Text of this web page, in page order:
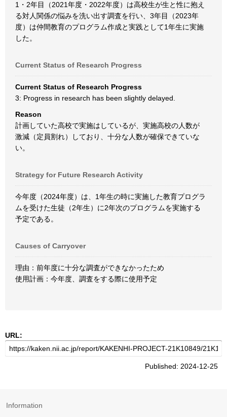
1・2年目（2021年度・2022年度）は高校生が生と性に抱え
る対人関係の悩みを洗い出す調査を行い、3年目（2023年
度）は仲間教育のプログラム作成と実践として1年生に実施
した。
Current Status of Research Progress
Current Status of Research Progress
3: Progress in research has been slightly delayed.
Reason
計画していた高校で実施はしているが、実施高校の人数が
激減（定員割れ）しており、十分な人数が確保できていな
い。
Strategy for Future Research Activity
今年度（2024年度）は、1年生の時に実施した教育プログラ
ムを受けた生徒（2年生）に2年次のプログラムを実施する
予定である。
Causes of Carryover
理由：前年度に十分な調査ができなかったため
使用計画：今年度、調査をする際に使用予定
URL:
Published: 2024-12-25
Information